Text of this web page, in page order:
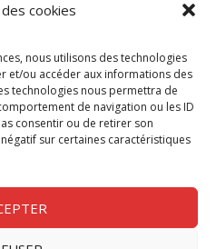
cookies
nous utilisons des technologies
et/ou accéder aux informations des
technologies nous permettra de
de navigation ou les ID
consentir ou de retirer son
sur certaines caractéristiques